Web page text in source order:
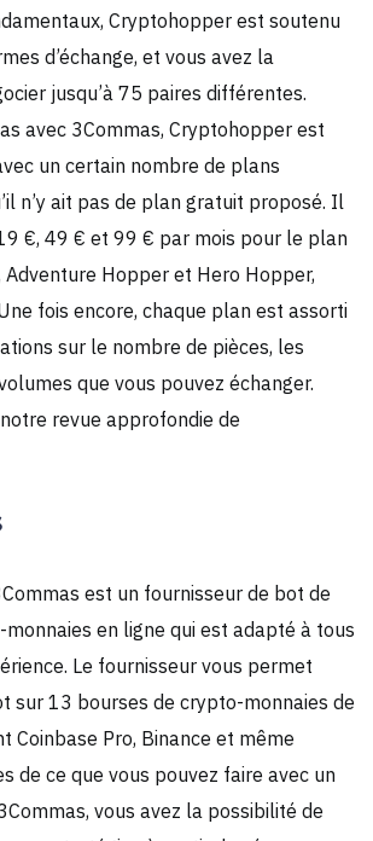
Cryptohopper est soutenu
d’échange, et vous avez la
jusqu’à 75 paires différentes.
avec 3Commas, Cryptohopper est
un certain nombre de plans
n’y ait pas de plan gratuit proposé. Il
€, 49 € et 99 € par mois pour le plan
Hopper et Hero Hopper,
fois encore, chaque plan est assorti
sur le nombre de pièces, les
que vous pouvez échanger.
revue approfondie de
est un fournisseur de bot de
en ligne qui est adapté à tous
Le fournisseur vous permet
sur 13 bourses de crypto-monnaies de
Coinbase Pro, Binance et même
de ce que vous pouvez faire avec un
vous avez la possibilité de